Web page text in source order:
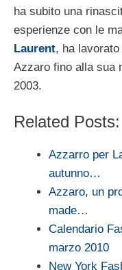
ha subito una
esperienze con le
Laurent, ha
Azzaro fino alla sua
2003.
Related Posts:
Azzarro per
autunno…
Azzaro, un
made…
Calendario
marzo 2010
New York